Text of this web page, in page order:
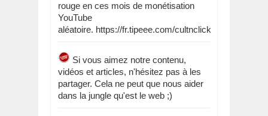
rouge en ces mois de monétisation
YouTube
aléatoire. https://fr.tipeee.com/cultnclick
Si vous aimez notre contenu,
vidéos et articles, n'hésitez pas à les
partager. Cela ne peut que nous aider
dans la jungle qu'est le web ;)